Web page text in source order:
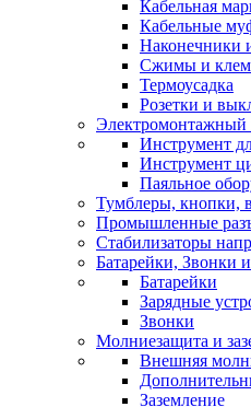
Кабельная
Кабельные
Наконечники
Сжимы и
Термоусадка
Розетки и
Электромонтажный
Инструмент
Инструмент
Паяльное
Тумблеры, кнопки,
Промышленные
Стабилизаторы
Батарейки, Звонки
Батарейки
Зарядные
Звонки
Молниезащита и
Внешняя
Заземление